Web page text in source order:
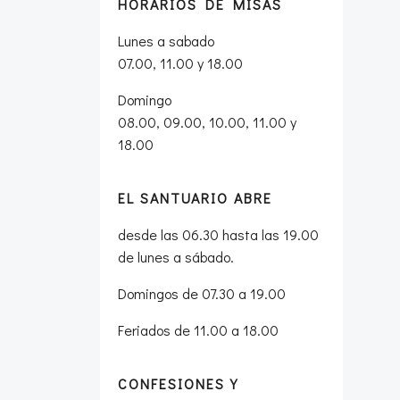
HORARIOS DE MISAS
Lunes a sabado
07.00, 11.00 y 18.00
Domingo
08.00, 09.00, 10.00, 11.00 y
18.00
EL SANTUARIO ABRE
desde las 06.30 hasta las 19.00
de lunes a sábado.
Domingos de 07.30 a 19.00
Feriados de 11.00 a 18.00
CONFESIONES Y